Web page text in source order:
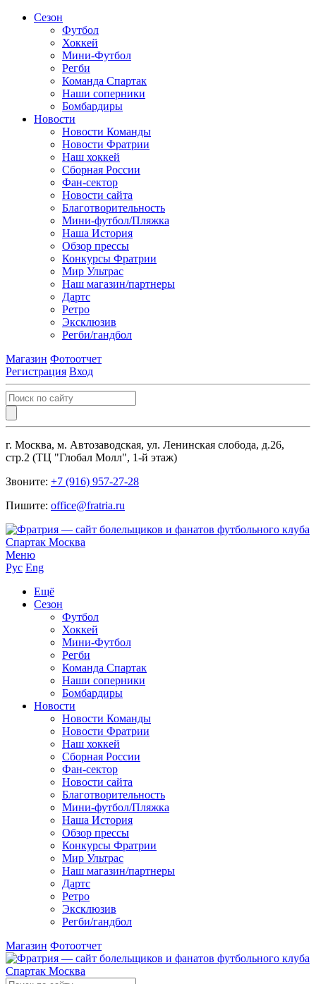
Сезон
Футбол
Хоккей
Мини-Футбол
Регби
Команда Спартак
Наши соперники
Бомбардиры
Новости
Новости Команды
Новости Фратрии
Наш хоккей
Сборная России
Фан-cектор
Новости сайта
Благотворительность
Мини-футбол/Пляжка
Наша История
Обзор прессы
Конкурсы Фратрии
Мир Ультрас
Наш магазин/партнеры
Дартс
Ретро
Эксклюзив
Регби/гандбол
Магазин Фотоотчет
Регистрация Вход
г. Москва, м. Автозаводская, ул. Ленинская слобода, д.26,
стр.2 (ТЦ "Глобал Молл", 1-й этаж)
Звоните: +7 (916) 957-27-28
Пишите: office@fratria.ru
Меню
Рус Eng
Ещё
Сезон
Футбол
Хоккей
Мини-Футбол
Регби
Команда Спартак
Наши соперники
Бомбардиры
Новости
Новости Команды
Новости Фратрии
Наш хоккей
Сборная России
Фан-cектор
Новости сайта
Благотворительность
Мини-футбол/Пляжка
Наша История
Обзор прессы
Конкурсы Фратрии
Мир Ультрас
Наш магазин/партнеры
Дартс
Ретро
Эксклюзив
Регби/гандбол
Магазин Фотоотчет